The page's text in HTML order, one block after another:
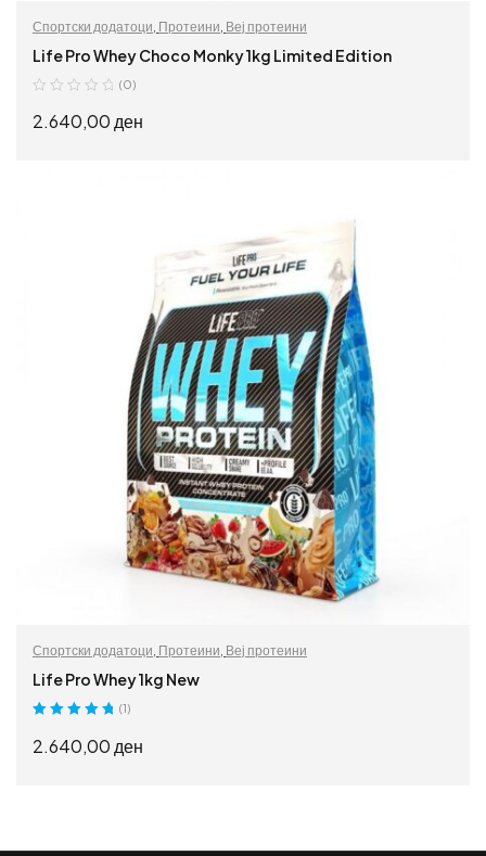
Спортски додатоци Протеини Веј протеини
Life Pro Whey Choco Monky 1kg Limited Edition
(0)
2.640,00ден
Спортски додатоци, Протеини, Веј протеини
Life Pro Whey 1kg New
од 5
(1)
2.640,00 ден